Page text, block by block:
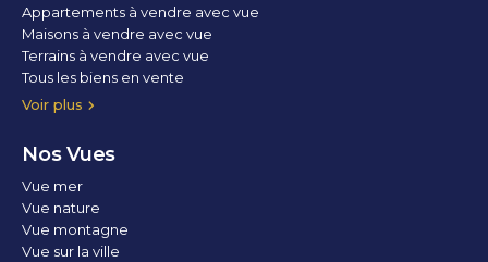
Voir plus
Appartements à vendre avec vue
Maisons à vendre avec vue
Terrains à vendre avec vue
Tous les biens en vente
Nos Vues
Vue mer
Vue nature
Vue montagne
Vue sur la ville